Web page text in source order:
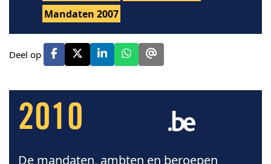
Mandaten 2007
Deel op
2010
De mandaten, ambten en beroepen